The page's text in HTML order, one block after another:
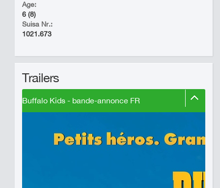
Age:
6 (8)
Suisa Nr.:
1021.673
Trailers
Buffalo Kids - bande-annonce FR